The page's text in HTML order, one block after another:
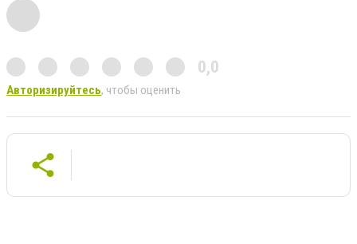
0,0
Авторизируйтесь, чтобы оценить